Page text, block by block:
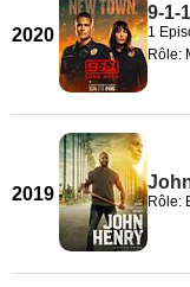
2020
9-1-
1
Rôle:
2019 Rôle: